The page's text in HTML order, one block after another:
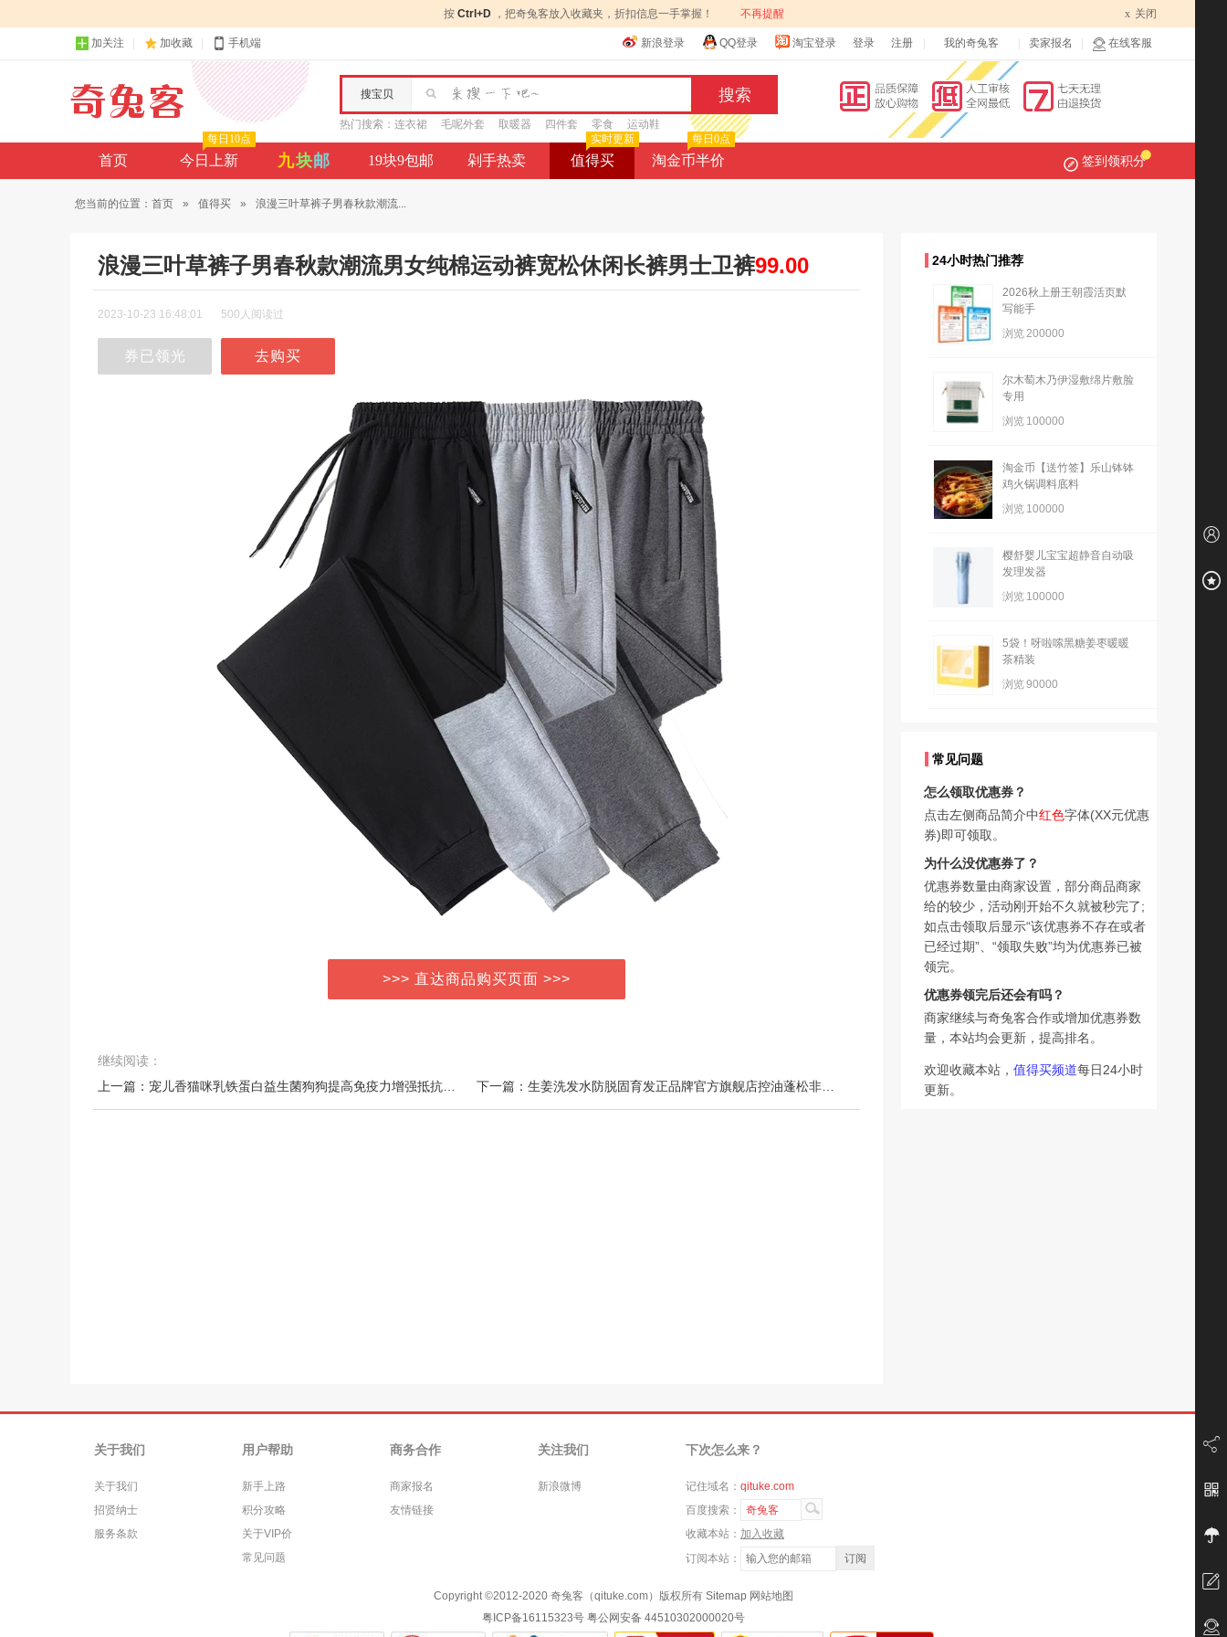
按 Ctrl+D ，把奇兔客放入收藏夹，折扣信息一手掌握！ 不再提醒 x 关闭
加关注 加收藏 手机端 新浪登录 QQ登录 淘宝登录 登录 注册 我的奇兔客 卖家报名 在线客服
搜宝贝
热门搜索： 连衣裙 毛呢外套 取暖器 四件套 零食 运动鞋
首页 今日上新
每日10点
九块邮 19块9包邮 剁手热卖 值得买
实时更新
淘金币半价
每日0点
签到领积分
您当前的位置： 首页 » 值得买 » 浪漫三叶草裤子男春秋款潮流...
浪漫三叶草裤子男春秋款潮流男女纯棉运动裤宽松休闲长裤男士卫裤99.00
2023-10-23 16:48:01 500人阅读过
券已领光 去购买
>>> 直达商品购买页面 >>>
继续阅读：
24小时热门推荐
2026秋上册王朝霞活页默
写能手
浏览200000
尔木萄木乃伊湿敷绵片敷脸
专用
浏览 100000
淘金币【送竹签】乐山钵钵
鸡火锅调料底料
浏览 100000
樱舒婴儿宝宝超静音自动吸
发理发器
浏览 100000
5袋！呀啦嗦黑糖姜枣暖暖
茶精装
浏览90000
常见问题
怎么领取优惠券？
点击左侧商品简介中红色字体(XX元优惠
券)即可领取。
为什么没优惠券了？
优惠券数量由商家设置，部分商品商家
给的较少，活动刚开始不久就被秒完了;
如点击领取后显示“该优惠券不存在或者
已经过期”、“领取失败”均为优惠券已被
领完。
优惠券领完后还会有吗？
商家继续与奇兔客合作或增加优惠券数
量，本站均会更新，提高排名。
欢迎收藏本站， 值得买频道每日24小时
更新。
关于我们
关于我们
招贤纳士
服务条款
用户帮助
新手上路
积分攻略
关于VIP价
常见问题
商务合作
商家报名
友情链接
关注我们
新浪微博
下次怎么来？
记住域名： qituke.com
百度搜索：
奇兔客
收藏本站： 加入收藏
订阅本站：
Copyright ©2012-2020 奇兔客（qituke.com）版权所有 Sitemap 网站地图
粤ICP备16115323号 粤公网安备 44510302000020号